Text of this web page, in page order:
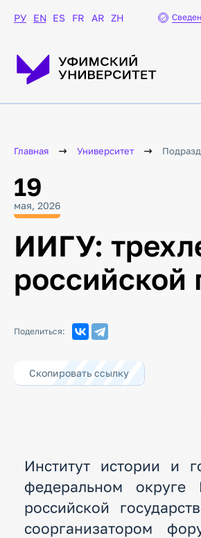
РУ EN ES FR AR ZH
Главная Университет
19
мая, 2026
ИИГУ:
российской
Поделиться:
Скопировать ссылку
Институт истории и
федеральном
российской
соорганизатором